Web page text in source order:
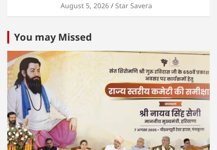
August 5, 2026 Star Savera
You may Missed